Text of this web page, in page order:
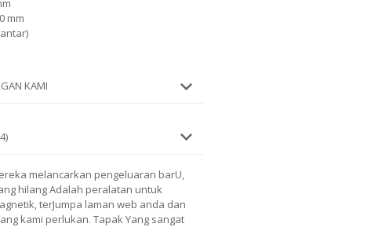
mm
KAMI
melancarkan pengeluaran barU,
hilang Adalah peralatan untuk
, terJumpa laman web anda dan
kami perlukan. Tapak Yang sangat